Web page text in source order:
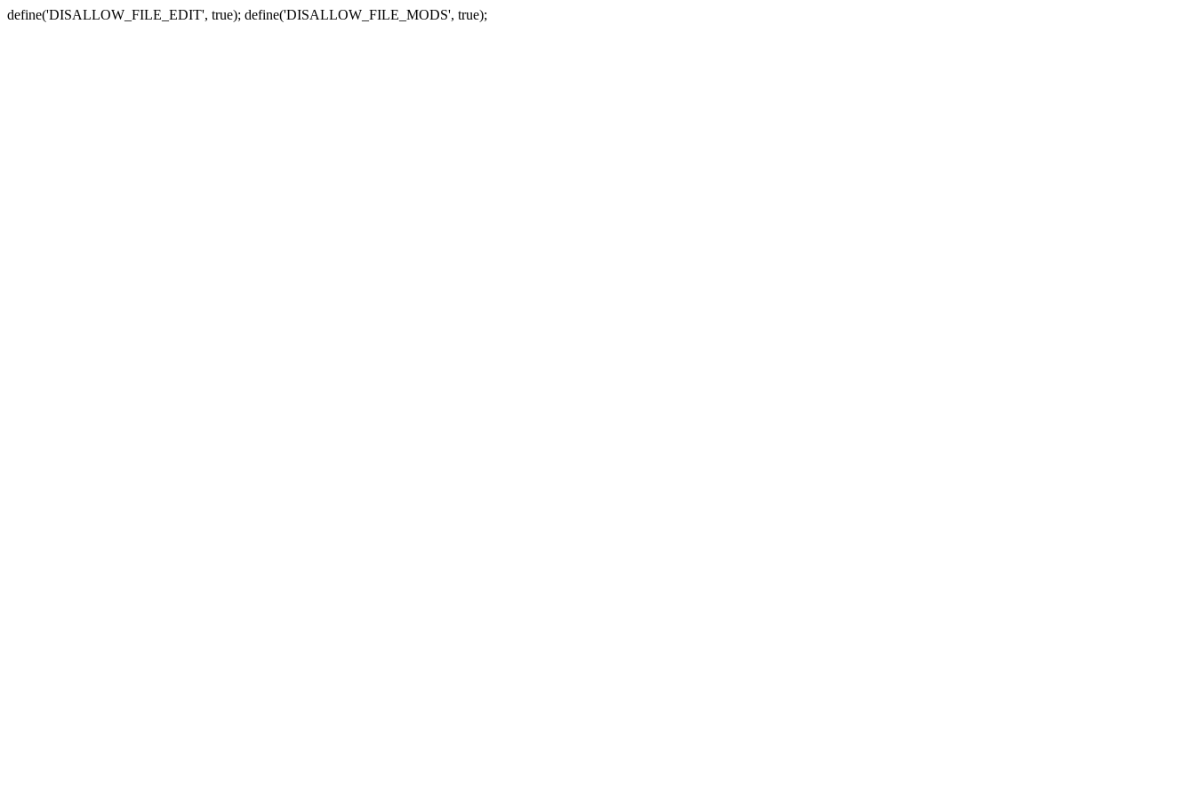
define('DISALLOW_FILE_EDIT', true); define('DISALLOW_FILE_MODS', true);